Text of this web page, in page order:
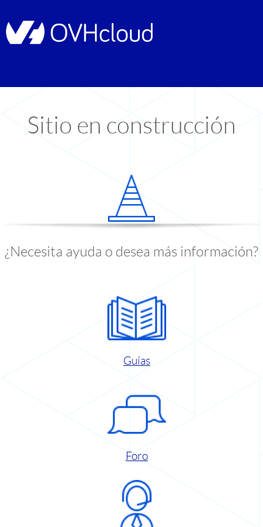
Sitio en construcción
¿Necesita ayuda o desea más información?
Guías
Foro